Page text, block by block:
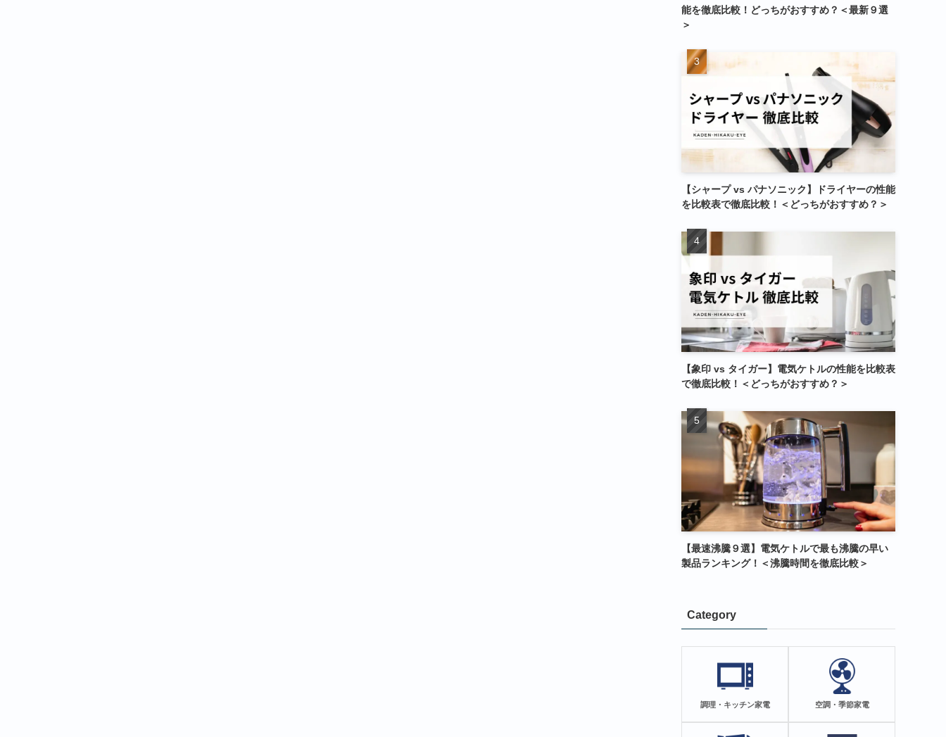
能を徹底比較！どっちがおすすめ？＜最新９選
＞
【シャープ vs パナソニック】ドライヤーの性能
を比較表で徹底比較！＜どっちがおすすめ？＞
【象印 vs タイガー】電気ケトルの性能を比較表
で徹底比較！＜どっちがおすすめ？＞
【最速沸騰９選】電気ケトルで最も沸騰の早い
製品ランキング！＜沸騰時間を徹底比較＞
Category
調理・キッチン家電 空調・季節家電